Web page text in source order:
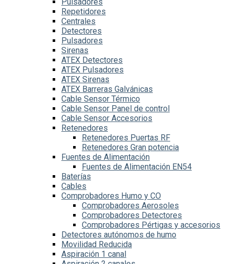
Repetidores
Centrales
Detectores
Pulsadores
Sirenas
ATEX Detectores
ATEX Pulsadores
ATEX Sirenas
ATEX Barreras Galvánicas
Cable Sensor Térmico
Cable Sensor Panel de control
Cable Sensor Accesorios
Retenedores
Retenedores Puertas RF
Retenedores Gran potencia
Fuentes de Alimentación
Fuentes de Alimentación EN54
Baterías
Cables
Comprobadores Humo y CO
Comprobadores Aerosoles
Comprobadores Detectores
Comprobadores Pértigas y accesorios
Detectores autónomos de humo
Movilidad Reducida
Aspiración 1 canal